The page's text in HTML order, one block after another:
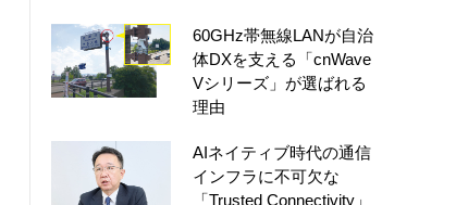
60GHz帯無線LANが自治
体DXを支える「cnWave
Vシリーズ」が選ばれる
理由
AIネイティブ時代の通信
インフラに不可欠な
「Trusted Connectivity」